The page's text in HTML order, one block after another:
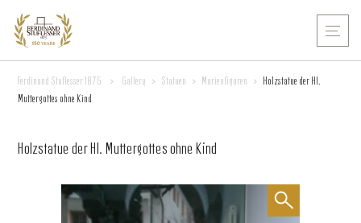
Ferdinand Stuflesser 1875 > Gallery > Statuen > Marienfiguren >
Holzstatue der Hl.
Muttergottes ohne Kind
Holzstatue der Hl. Muttergottes ohne Kind